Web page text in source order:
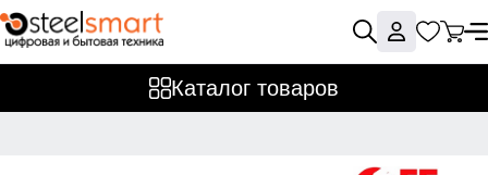
Каталог товаров